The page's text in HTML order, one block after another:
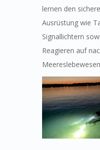
lernen den
Ausrüstung wie
Signallichtern
Reagieren auf